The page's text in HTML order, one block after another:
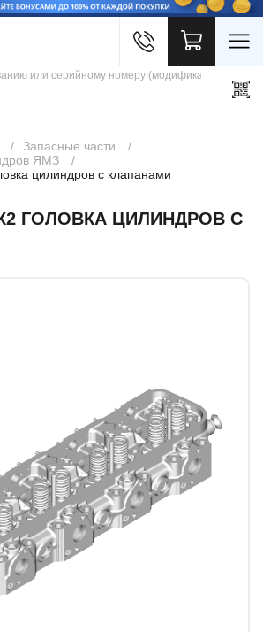
Запасные части
ЯМЗ
цилиндров с клапанами
Ж2 ГОЛОВКА ЦИЛИНДРОВ С